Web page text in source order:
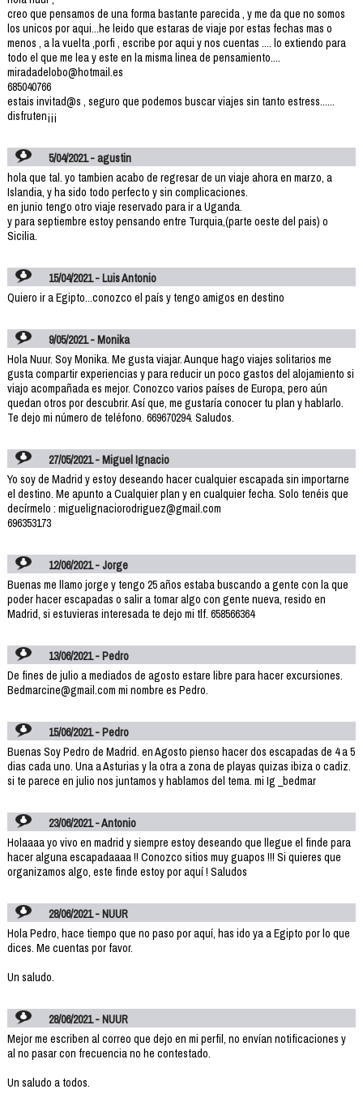
creo que pensamos de una forma bastante parecida , y me da que no somos
los unicos por aqui...he leido que estaras de viaje por estas fechas mas o
menos , a la vuelta ,porfi , escribe por aqui y nos cuentas .... lo extiendo para
todo el que me lea y este en la misma linea de pensamiento....
miradadelobo@hotmail.es
685040766
estais invitad@s , seguro que podemos buscar viajes sin tanto estress......
disfruten¡¡¡
5/04/2021 - agustin
hola que tal. yo tambien acabo de regresar de un viaje ahora en marzo, a
Islandia, y ha sido todo perfecto y sin complicaciones.
en junio tengo otro viaje reservado para ir a Uganda.
y para septiembre estoy pensando entre Turquia,(parte oeste del pais) o
Sicilia.
15/04/2021 - Luis Antonio
Quiero ir a Egipto...conozco el país y tengo amigos en destino
9/05/2021 - Monika
Hola Nuur. Soy Monika. Me gusta viajar. Aunque hago viajes solitarios me
gusta compartir experiencias y para reducir un poco gastos del alojamiento si
viajo acompañada es mejor. Conozco varios países de Europa, pero aún
quedan otros por descubrir. Así que, me gustaría conocer tu plan y hablarlo.
Te dejo mi número de teléfono. 669670294. Saludos.
27/05/2021 - Miguel Ignacio
Yo soy de Madrid y estoy deseando hacer cualquier escapada sin importarne
el destino. Me apunto a Cualquier plan y en cualquier fecha. Solo tenéis que
decírmelo : miguelignaciorodriguez@gmail.com
696353173
12/06/2021 - Jorge
Buenas me llamo jorge y tengo 25 años estaba buscando a gente con la que
poder hacer escapadas o salir a tomar algo con gente nueva, resido en
Madrid, si estuvieras interesada te dejo mi tlf. 658566364
13/06/2021 - Pedro
De fines de julio a mediados de agosto estare libre para hacer excursiones.
Bedmarcine@gmail.com mi nombre es Pedro.
15/06/2021 - Pedro
Buenas Soy Pedro de Madrid. en Agosto pienso hacer dos escapadas de 4 a 5
dias cada uno. Una a Asturias y la otra a zona de playas quizas ibiza o cadiz.
si te parece en julio nos juntamos y hablamos del tema. mi Ig _bedmar
23/06/2021 - Antonio
Holaaaa yo vivo en madrid y siempre estoy deseando que llegue el finde para
hacer alguna escapadaaaa !! Conozco sitios muy guapos !!! Si quieres que
organizamos algo, este finde estoy por aquí ! Saludos
28/06/2021 - NUUR
Hola Pedro, hace tiempo que no paso por aquí, has ido ya a Egipto por lo que
dices. Me cuentas por favor.
Un saludo.
28/06/2021 - NUUR
Mejor me escriben al correo que dejo en mi perfil, no envían notificaciones y
al no pasar con frecuencia no he contestado.
Un saludo a todos.